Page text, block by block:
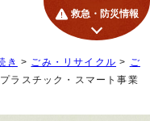
救急・防災情報
き > ごみ・リサイクル > ご
ラスチック・スマート事業